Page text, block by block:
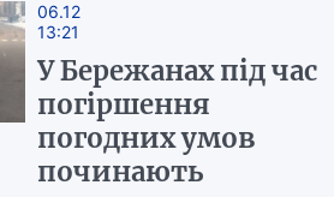
06.12
13:21
У Бережанах під час
погіршення
погодних умов
починають